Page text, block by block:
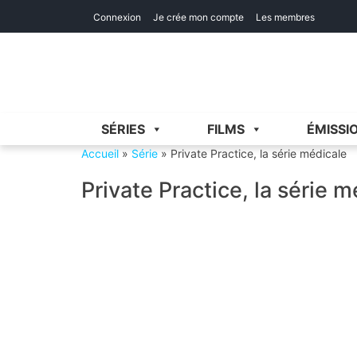
Connexion Je crée mon compte Les membres
SÉRIES FILMS
Accueil » Série » Private Practice, la série médicale
Private Practice, la série